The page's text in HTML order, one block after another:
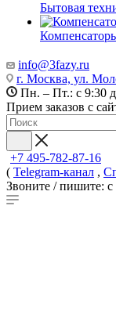
Бытовая
info@3fazy.ru
г. Москва, ул.
Пн. – Пт.: с 9:30
Прием заказов с
+7 495-782-87-16
( Telegram-канал ,
Звоните / пишите: с